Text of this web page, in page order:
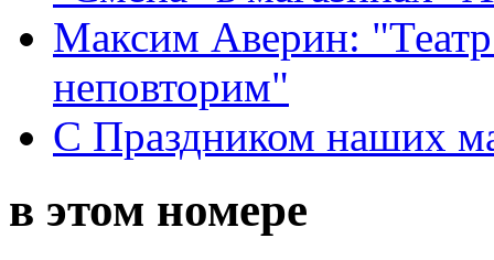
Максим Аверин:
неповторим"
С Праздником наших
в этом номере